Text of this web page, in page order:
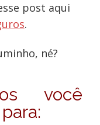
post aqui
.
né?
você